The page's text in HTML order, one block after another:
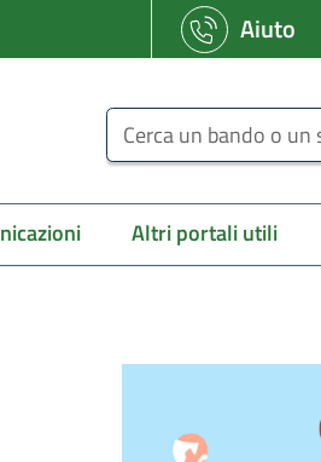
Aiuto
Cerca un bando o un servizio
Altri portali utili